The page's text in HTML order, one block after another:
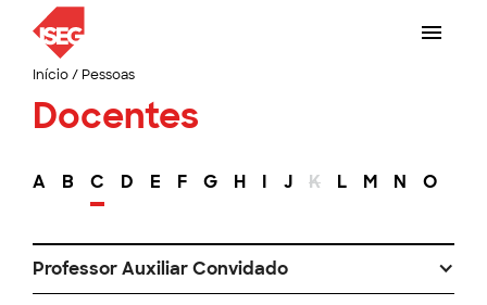
Início/ Pessoas
Docentes
A B C D E F G H I J K L M N O
Professor Auxiliar Convidado